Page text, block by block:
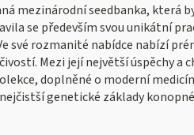
mezinárodní seedbanka,
se především svou unikátní
své rozmanité nabídce nabízí
Mezi její největší úspěchy a
doplněné o moderní
genetické základy